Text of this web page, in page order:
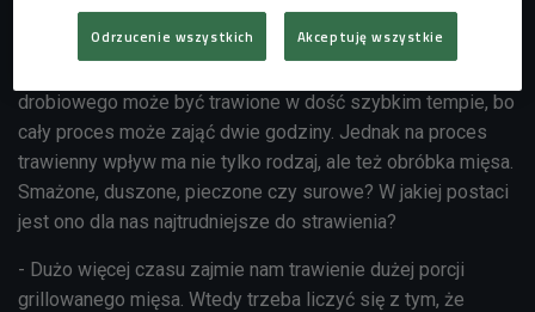
drobiowego może być trawione w dość szybkim tempie, bo
cały proces może zająć dwie godziny. Jednak na proces
trawienny wpływ ma nie tylko rodzaj, ale też obróbka mięsa.
Smażone, duszone, pieczone czy surowe? W jakiej postaci
jest ono dla nas najtrudniejsze do strawienia?
- Dużo więcej czasu zajmie nam trawienie dużej porcji
grillowanego mięsa. Wtedy trzeba liczyć się z tym, że
Odrzucenie wszystkich Akceptuję wszystkie